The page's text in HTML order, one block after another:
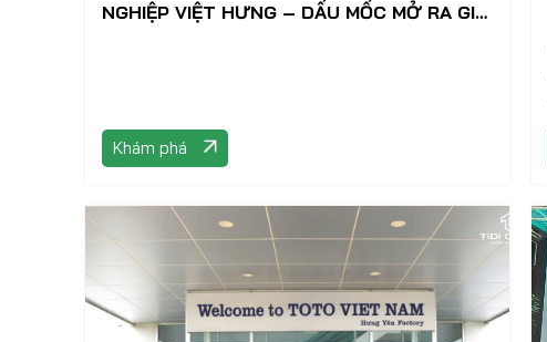
NGHIỆP VIỆT HƯNG – DẤU MỐC MỞ RA GIAI
Khám phá